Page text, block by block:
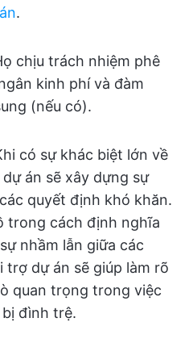
.
chịu trách nhiệm phê
kinh phí và đàm
(nếu có).
có sự khác biệt lớn về
án sẽ xây dựng sự
quyết định khó khăn.
trong cách định nghĩa
nhầm lẫn giữa các
dự án sẽ giúp làm rõ
quan trọng trong việc
đình trệ.